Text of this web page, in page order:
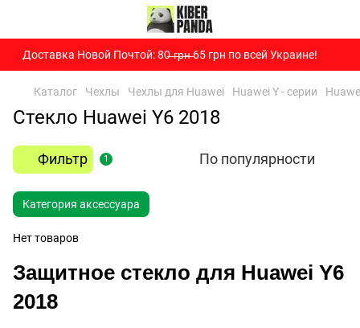
Доставка Новой Почтой: 80̶ ̶г̶р̶н̶ 65 грн по всей Украине!
Каталог Чехлы Чехлы для Huawei Huawei Y - серии
Стекло Huawei Y6 2018
Фильтр 1 По популярности
Категория аксессуара
Нет товаров
Защитное стекло для Huawei Y6
2018